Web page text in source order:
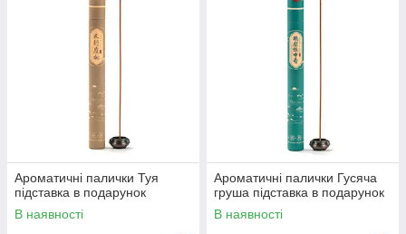
Ароматичні палички Туя
підставка в подарунок
В наявності
Ароматичні палички Гусяча
груша підставка в подарунок
В наявності